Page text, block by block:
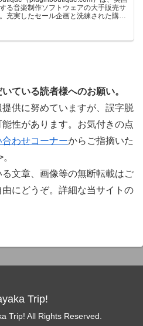
る音楽制作ソフトウェアの大手販売サ
充実したセール企画と洗練された購入
きたいこと価格表示に…
ている読者様へのお願い。
供に努めていますが、誤字脱
性があります。お気付きの点
合わせコーナーからご指摘いた
文章、画像等の無断転載はご
にどうぞ。詳細な当サイトの
Trip!
Trip! All Rights Reserved.